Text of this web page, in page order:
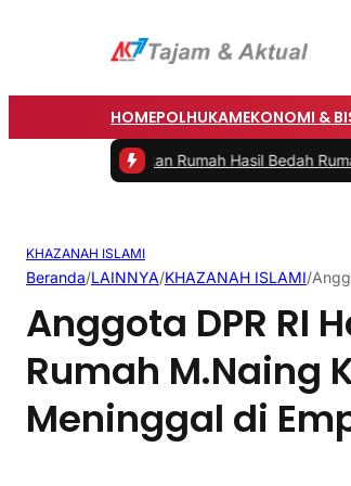
HOMEPOLHUKAMEKONOMI &
Resmikan Rumah Hasil Bedah Rumah Polres
KHAZANAH ISLAMI
Beranda/LAINNYA/KHAZANAH ISLAMI/
Anggota DPR RI
Rumah M.Naing
Meninggal di